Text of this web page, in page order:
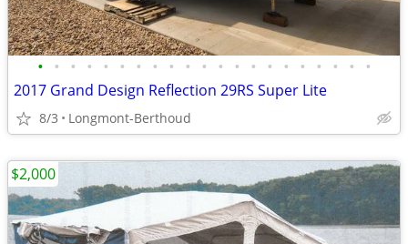
• • • • • • • • • • • • • • • • • • • • •
2017 Grand Design Reflection 29RS Super Lite
8/3 Longmont-Berthoud
$2,000